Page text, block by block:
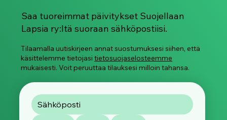
Saa tuoreimmat päivitykset Suojellaan
Lapsia ry:ltä suoraan sähköpostiisi.
Tilaamalla uutiskirjeen annat suostumuksesi siihen, että
käsittelemme tietojasitietosuojaselosteemme
mukaisesti. Voit peruuttaa tilauksesi milloin tahansa.